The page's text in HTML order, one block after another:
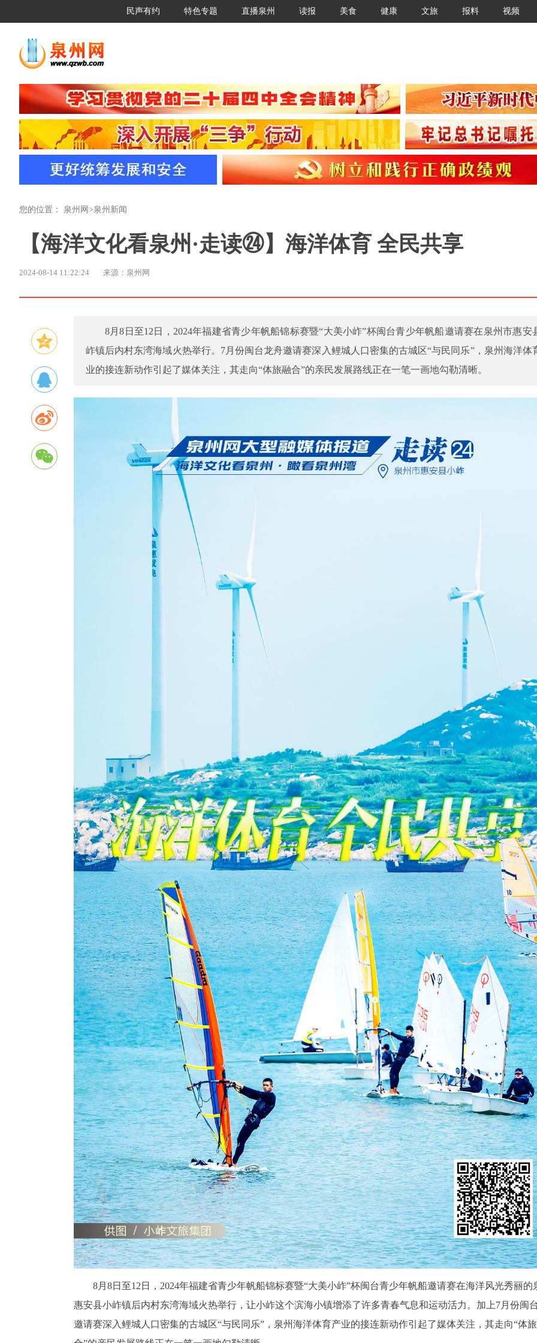
民声有约 特色专题 直播泉州 读报 美食 健康 文旅 报料 视频
您的位置： 泉州网 >泉州新闻
【海洋文化看泉州·走读㉔】海洋体育 全民共享
2024-08-14 11:22:24 来源：泉州网
8月8日至12日，2024年福建省青少年帆船锦标赛暨“大美小岞”杯闽台青少年帆船邀请赛在泉州市惠安
岞镇后内村东湾海域火热举行。7月份闽台龙舟邀请赛深入鲤城人口密集的古城区“与民同乐”，泉州海洋体
业的接连新动作引起了媒体关注，其走向“体旅融合”的亲民发展路线正在一笔一画地勾勒清晰。
8月8日至12日，2024年福建省青少年帆船锦标赛暨“大美小岞”杯闽台青少年帆船邀请赛在海洋风光秀丽的
惠安县小岞镇后内村东湾海域火热举行，让小岞这个滨海小镇增添了许多青春气息和运动活力。加上7月份闽
邀请赛深入鲤城人口密集的古城区“与民同乐”，泉州海洋体育产业的接连新动作引起了媒体关注，其走向“体